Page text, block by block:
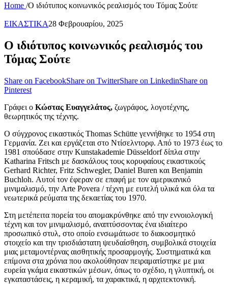
Home /Ο ιδιότυπος κοινωνικός ρεαλισμός του Τόμας Σούτε
ΕΙΚΑΣΤΙΚΑ28 Φεβρουαρίου, 2025
Ο ιδιότυπος κοινωνικός ρεαλισμός του
Τόμας Σούτε
Share on FacebookShare on TwitterShare on LinkedinShare on
Pinterest
Γράφει ο Κώστας Ευαγγελάτος, ζωγράφος, λογοτέχνης,
θεωρητικός της τέχνης.
Ο σύγχρονος εικαστικός Thomas Schütte γεννήθηκε το 1954 στη
Γερμανία. Ζει και εργάζεται στο Ντίσελντορφ. Από το 1973 έως το
1981 σπούδασε στην Kunstakademie Düsseldorf δίπλα στην
Katharina Fritsch με δασκάλους τους κορυφαίους εικαστικούς
Gerhard Richter, Fritz Schwegler, Daniel Buren και Benjamin
Buchloh. Αυτοί τον έφεραν σε επαφή με τον αμερικανικό
μινιμαλισμό, την Arte Povera / τέχνη με ευτελή υλικά και όλα τα
νεωτερικά ρεύματα της δεκαετίας του 1970.
Στη μετέπειτα πορεία του απομακρύνθηκε από την εννοιολογική
τέχνη και τον μινιμαλισμό, αναπτύσσοντας ένα ιδιαίτερο
προσωπικό στυλ, στο οποίο ενσωμάτωσε το διακοσμητικό
στοιχείο και την τρισδιάστατη ψευδαίσθηση, συμβολικά στοιχεία
μιας μεταμοντέρνας αισθητικής προσαρμογής. Συστηματικά και
επίμονα στα χρόνια που ακολούθησαν πειραματίστηκε με μια
ευρεία γκάμα εικαστικών μέσων, όπως το σχέδιο, η γλυπτική, οι
εγκαταστάσεις, η κεραμική, τα χαρακτικά, η αρχιτεκτονική.